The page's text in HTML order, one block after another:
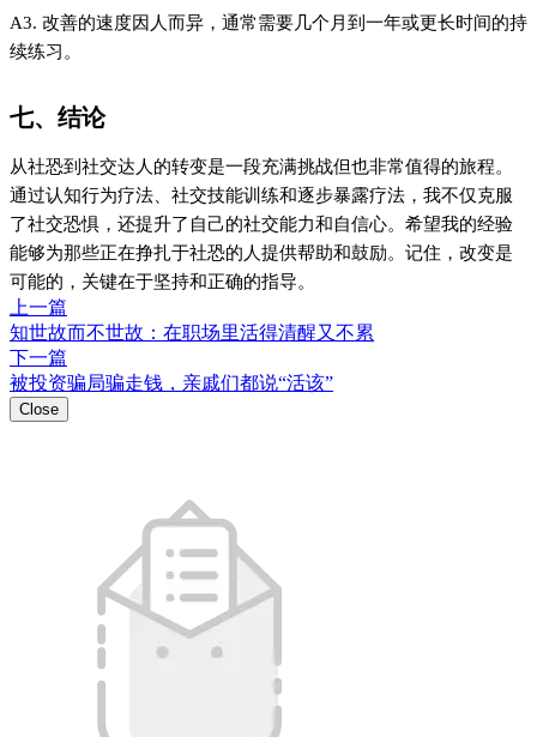
A3. 改善的速度因人而异，通常需要几个月到一年或更长时间的持
续练习。
七、结论
从社恐到社交达人的转变是一段充满挑战但也非常值得的旅程。
通过认知行为疗法、社交技能训练和逐步暴露疗法，我不仅克服
了社交恐惧，还提升了自己的社交能力和自信心。希望我的经验
能够为那些正在挣扎于社恐的人提供帮助和鼓励。记住，改变是
可能的，关键在于坚持和正确的指导。
上一篇
知世故而不世故：在职场里活得清醒又不累
下一篇
被投资骗局骗走钱，亲戚们都说“活该”
Close